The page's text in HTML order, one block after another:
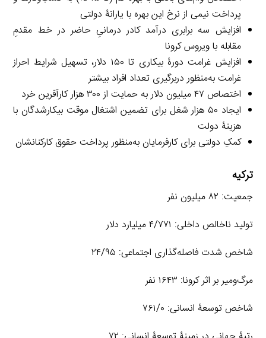
پرداخت نیمی از نرخ این بهره با یارانۀ دولتی
افزایش سه برابری درآمد کادر درمانیِ حاضر در خط مقدمِ
مقابله با ویروس کرونا
افزایش غرامت دورۀ بیکاری تا ۱۵۰ دلار، تسهیل شرایط احراز
غرامت به‌منظور دربرگیری تعداد افراد بیشتر
اختصاص ۴۷ میلیون دلار به حمایت از ۳۰۰ هزار کارآفرین خرد
ایجاد ۵۰ هزار شغل برای تضمین اشتغال موقت بیکارشدگان با
هزینۀ دولت
کمکِ دولتی برای کارفرمایان به‌منظور پرداخت حقوق کارکنانشان
ترکیه
جمعیت: ۸۲ میلیون نفر
تولید ناخالص داخلی: ۴/۷۷۱ میلیارد دلار
شاخص شدت فاصله‌گذاری اجتماعی: ۲۴/۹۵
مرگ‌ومیر بر اثر کرونا: ۱۶۴۳ نفر
شاخص توسعۀ انسانی: ۷۶۱/۰